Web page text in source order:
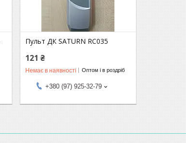
Пульт ДК SATURN RC035
121 ₴
Немає в наявності Оптом і в роздріб
+380 (97) 925-32-79